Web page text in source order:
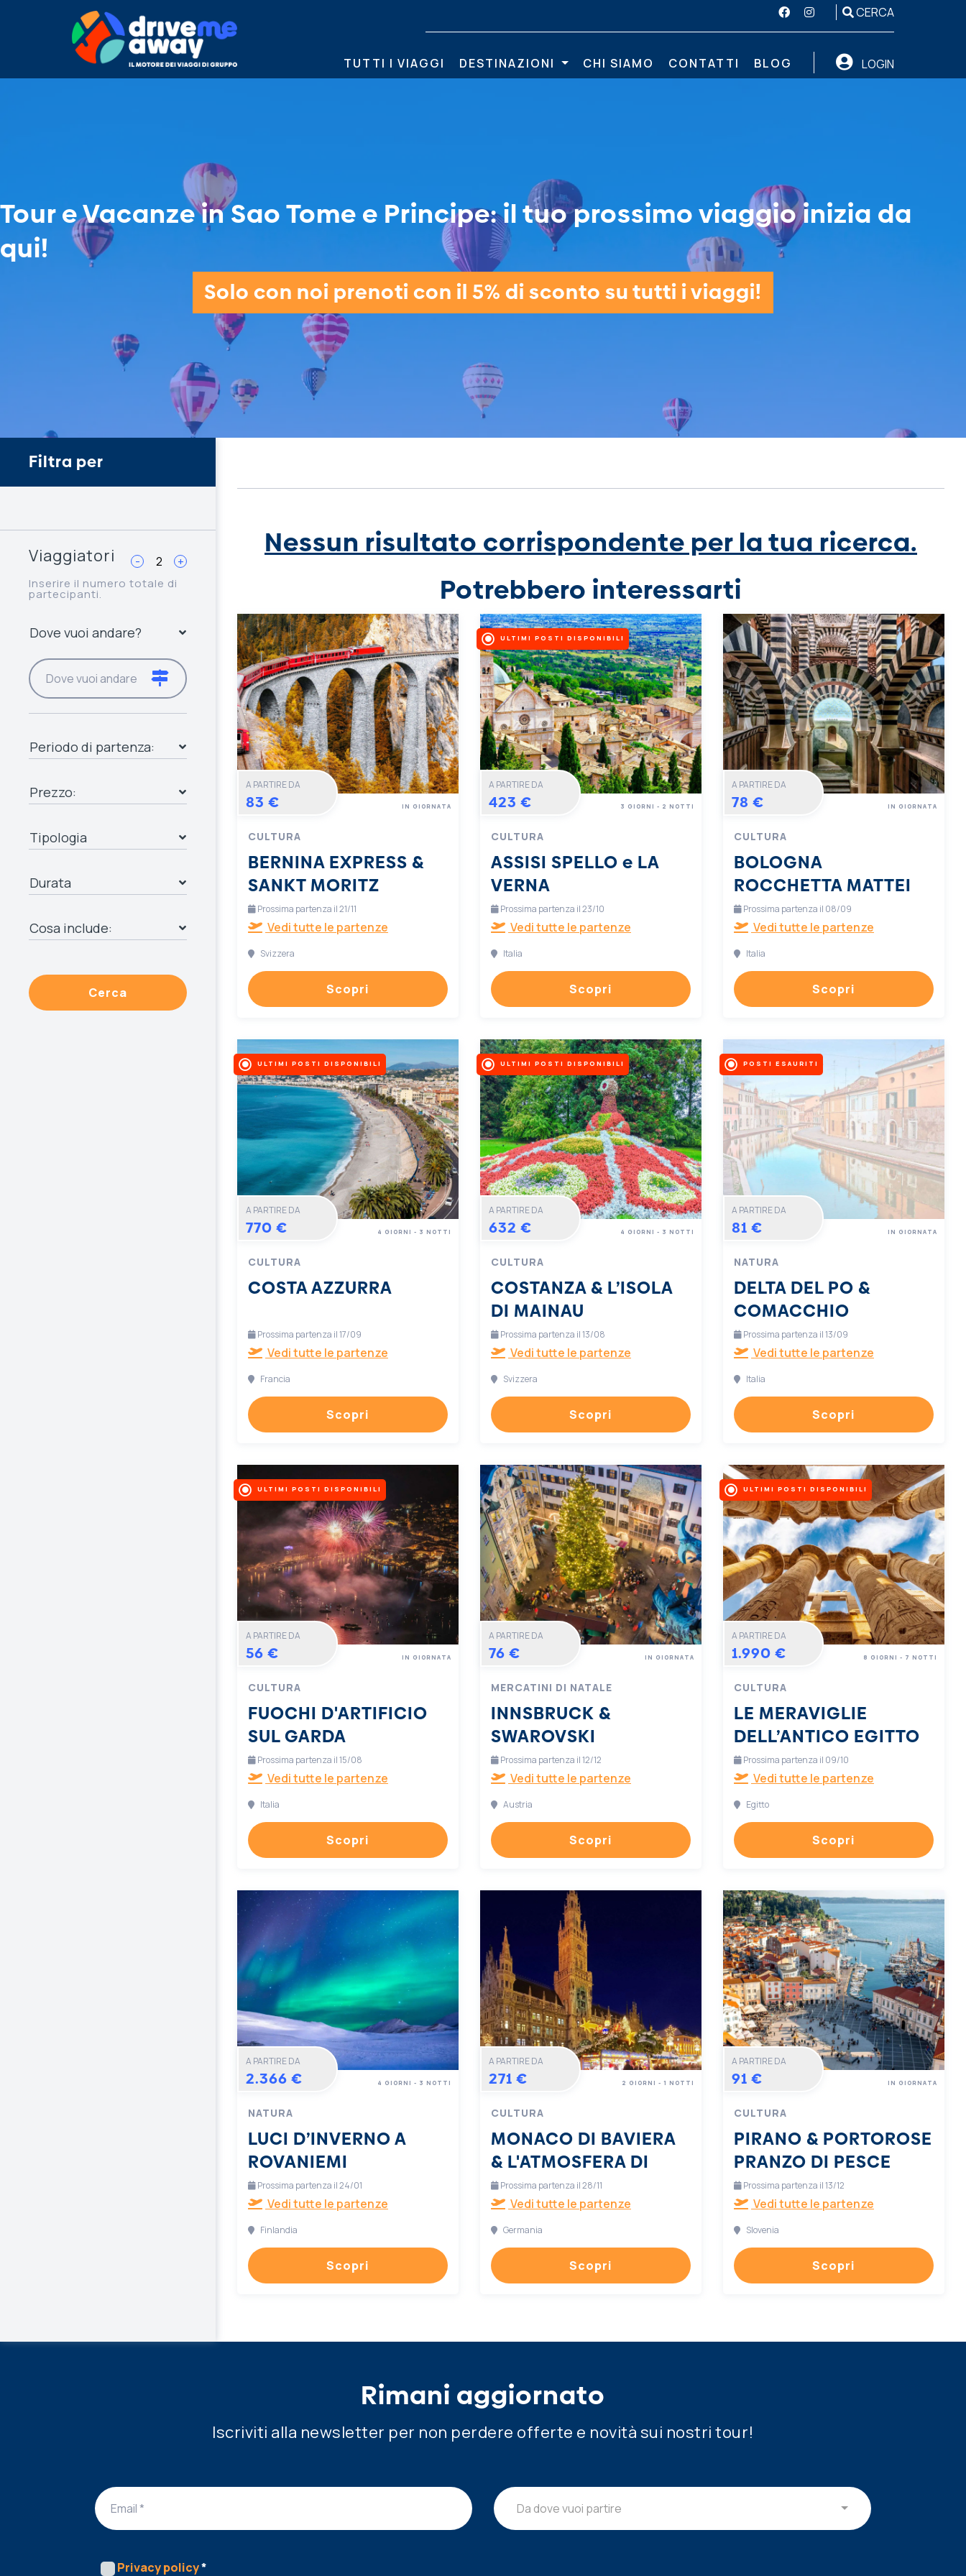
CERCA
TUTTI I VIAGGI DESTINAZIONI CHI SIAMO CONTATTI BLOG LOGIN
Tour e Vacanze in Sao Tome e Principe: il tuo prossimo viaggio inizia da
qui!
Solo con noi prenoti con il 5% di sconto su tutti i viaggi!
Filtra per
Viaggiatori - +
Inserire il numero totale di
partecipanti.
Dove vuoi andare?
Periodo di partenza:
Prezzo:
Tipologia
Durata
Cosa include:
Cerca
Nessun risultato corrispondente per la tua ricerca.
Potrebbero interessarti
A PARTIRE DA
83 €
CULTURA
BERNINA EXPRESS &
SANKT MORITZ
IN GIORNATA
Prossima partenza il 21/11
Vedi tutte le partenze
Svizzera
Scopri
ULTIMI POSTI DISPONIBILI
A PARTIRE DA
423 €
CULTURA
ASSISI SPELLO e LA
VERNA
3 GIORNI - 2 NOTTI
Prossima partenza il 23/10
Vedi tutte le partenze
Italia
Scopri
A PARTIRE DA
78 €
CULTURA
BOLOGNA
ROCCHETTA MATTEI
IN GIORNATA
Prossima partenza il 08/09
Vedi tutte le partenze
Italia
Scopri
ULTIMI POSTI DISPONIBILI
A PARTIRE DA
770 €
CULTURA
COSTA AZZURRA
4 GIORNI - 3 NOTTI
Prossima partenza il 17/09
Vedi tutte le partenze
Francia
Scopri
ULTIMI POSTI DISPONIBILI
A PARTIRE DA
632 €
CULTURA
COSTANZA & L’ISOLA
DI MAINAU
4 GIORNI - 3 NOTTI
Prossima partenza il 13/08
Vedi tutte le partenze
Svizzera
Scopri
POSTI ESAURITI
A PARTIRE DA
81 €
NATURA
DELTA DEL PO &
COMACCHIO
IN GIORNATA
Prossima partenza il 13/09
Vedi tutte le partenze
Italia
Scopri
ULTIMI POSTI DISPONIBILI
A PARTIRE DA
56 €
CULTURA
FUOCHI D'ARTIFICIO
SUL GARDA
IN GIORNATA
Prossima partenza il 15/08
Vedi tutte le partenze
Italia
Scopri
A PARTIRE DA
76 €
MERCATINI DI NATALE
INNSBRUCK &
SWAROVSKI
IN GIORNATA
Prossima partenza il 12/12
Vedi tutte le partenze
Austria
Scopri
ULTIMI POSTI DISPONIBILI
A PARTIRE DA
1.990 €
CULTURA
LE MERAVIGLIE
DELL’ANTICO EGITTO
8 GIORNI - 7 NOTTI
Prossima partenza il 09/10
Vedi tutte le partenze
Egitto
Scopri
A PARTIRE DA
2.366 €
NATURA
LUCI D’INVERNO A
ROVANIEMI
4 GIORNI - 3 NOTTI
Prossima partenza il 24/01
Vedi tutte le partenze
Finlandia
Scopri
A PARTIRE DA
271 €
CULTURA
MONACO DI BAVIERA
& L'ATMOSFERA DI
NATALE
2 GIORNI - 1 NOTTI
Prossima partenza il 28/11
Vedi tutte le partenze
Germania
Scopri
A PARTIRE DA
91 €
CULTURA
PIRANO & PORTOROSE
PRANZO DI PESCE
IN GIORNATA
Prossima partenza il 13/12
Vedi tutte le partenze
Slovenia
Scopri
Rimani aggiornato
Iscriviti alla newsletter per non perdere offerte e novità sui nostri tour!
Da dove vuoi partire
Privacy policy*